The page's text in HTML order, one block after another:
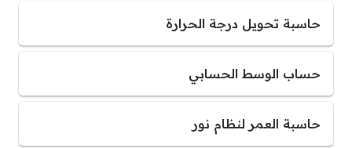
حاسبة تحويل درجة الحرارة
حساب الوسط الحسابي
حاسبة العمر لنظام نور